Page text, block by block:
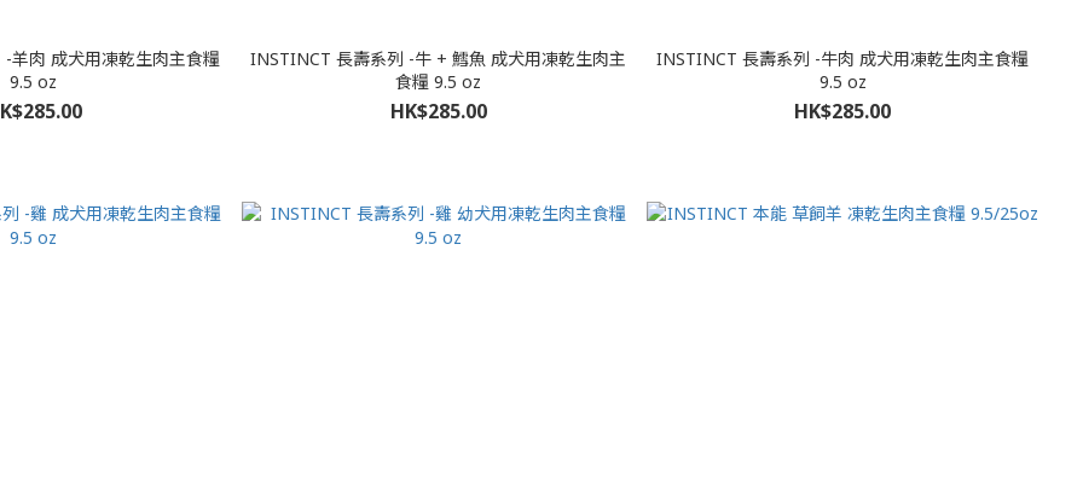
羊肉 成犬用凍乾生肉主食糧
9.5 oz
INSTINCT 長壽系列 -牛 + 鱈魚 成犬用凍乾生肉主
食糧 9.5 oz
HK$285.00
INSTINCT 長壽系列 -牛肉 成犬用凍乾生肉主食糧
9.5 oz
HK$285.00